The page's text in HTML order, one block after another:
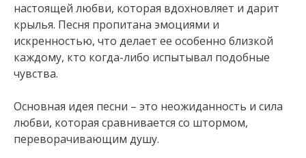
настоящей любви, которая вдохновляет и дарит
крылья. Песня пропитана эмоциями и
искренностью, что делает ее особенно близкой
каждому, кто когда-либо испытывал подобные
чувства.
Основная идея песни – это неожиданность и сила
любви, которая сравнивается со штормом,
переворачивающим душу.